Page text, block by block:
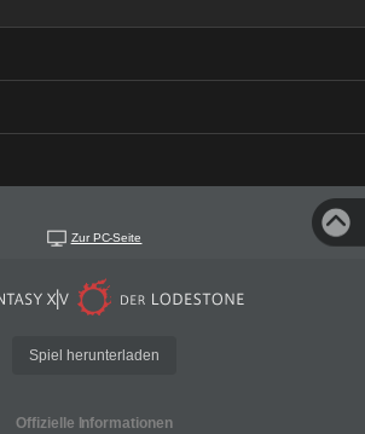
Zur PC-Seite
Spiel herunterladen
Offizielle Informationen